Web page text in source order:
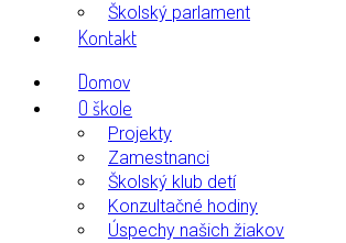
Školský parlament
Kontakt
Domov
O škole
Projekty
Zamestnanci
Školský klub detí
Konzultačné hodiny
Úspechy našich žiakov